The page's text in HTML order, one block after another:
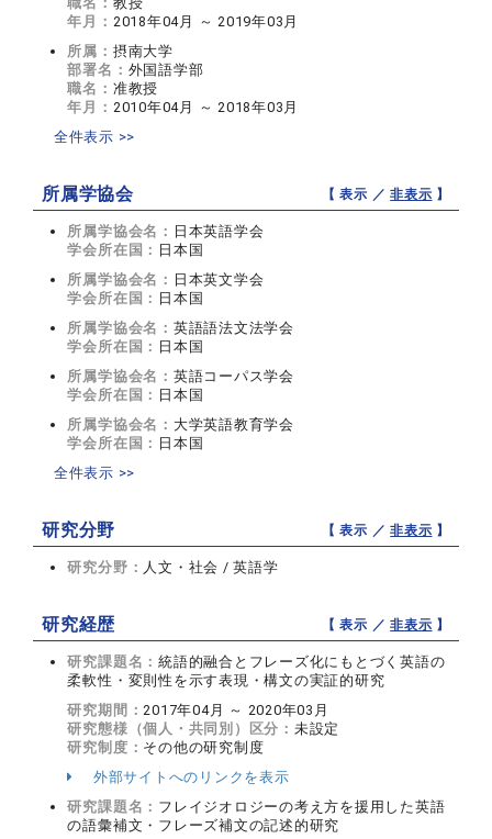
年月： 2018年04月 ～ 2019年03月
所属： 摂南大学
部署名： 外国語学部
職名： 准教授
年月： 2010年04月 ～ 2018年03月
全件表示 >>
所属学協会 【 表示 ／非表示 】
所属学協会名： 日本英語学会
学会所在国： 日本国
所属学協会名： 日本英文学会
学会所在国： 日本国
所属学協会名： 英語語法文法学会
学会所在国： 日本国
所属学協会名： 英語コーパス学会
学会所在国： 日本国
所属学協会名： 大学英語教育学会
学会所在国： 日本国
全件表示 >>
研究分野 【 表示 ／非表示 】
研究分野： 人文・社会 / 英語学
研究経歴 【 表示 ／非表示 】
研究課題名：統語的融合とフレーズ化にもとづく英語の
柔軟性・変則性を示す表現・構文の実証的研究
研究期間：2017年04月 ～ 2020年03月
研究態様（個人・共同別）区分： 未設定
研究制度： その他の研究制度
外部サイトへのリンクを表示
研究課題名： フレイジオロジーの考え方を援用した英語
の語彙補文・フレーズ補文の記述的研究